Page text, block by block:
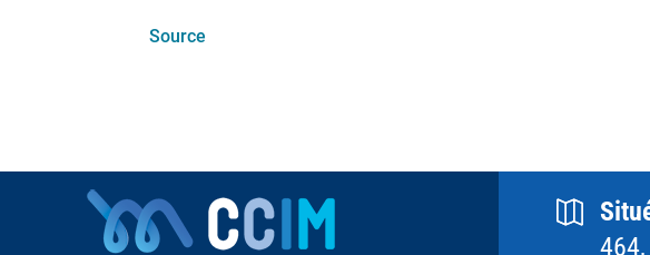
Source